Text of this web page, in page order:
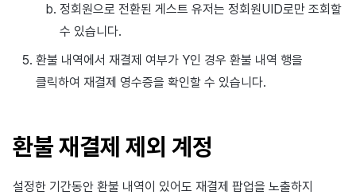
정회원으로 전환된 게스트 유저는 정회원UID로만 조회할
수 있습니다.
환불 내역에서 재결제 여부가 Y인 경우 환불 내역 행을
클릭하여 재결제 영수증을 확인할 수 있습니다.
환불 재결제 제외 계정
설정한 기간동안 환불 내역이 있어도 재결제 팝업을 노출하지